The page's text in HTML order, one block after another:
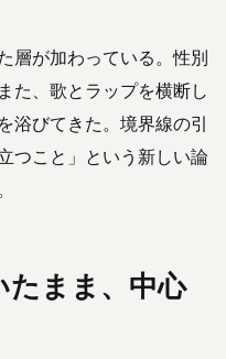
層が加わっている。性別
た、歌とラップを横断し
浴びてきた。境界線の引
つこと」という新しい論
まま、中心